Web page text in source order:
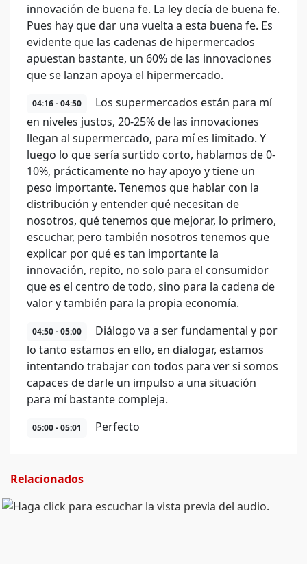
innovación de buena fe. La ley decía de buena fe.
Pues hay que dar una vuelta a esta buena fe. Es
evidente que las cadenas de hipermercados
apuestan bastante, un 60% de las innovaciones
que se lanzan apoya el hipermercado.
04:16 - 04:50
Los supermercados están para mí
en niveles justos, 20-25% de las innovaciones
llegan al supermercado, para mí es limitado. Y
luego lo que sería surtido corto, hablamos de 0-
10%, prácticamente no hay apoyo y tiene un
peso importante. Tenemos que hablar con la
distribución y entender qué necesitan de
nosotros, qué tenemos que mejorar, lo primero,
escuchar, pero también nosotros tenemos que
explicar por qué es tan importante la
innovación, repito, no solo para el consumidor
que es el centro de todo, sino para la cadena de
valor y también para la propia economía.
04:50 - 05:00
Diálogo va a ser fundamental y por
lo tanto estamos en ello, en dialogar, estamos
intentando trabajar con todos para ver si somos
capaces de darle un impulso a una situación
para mí bastante compleja.
05:00 - 05:01 Perfecto
Relacionados